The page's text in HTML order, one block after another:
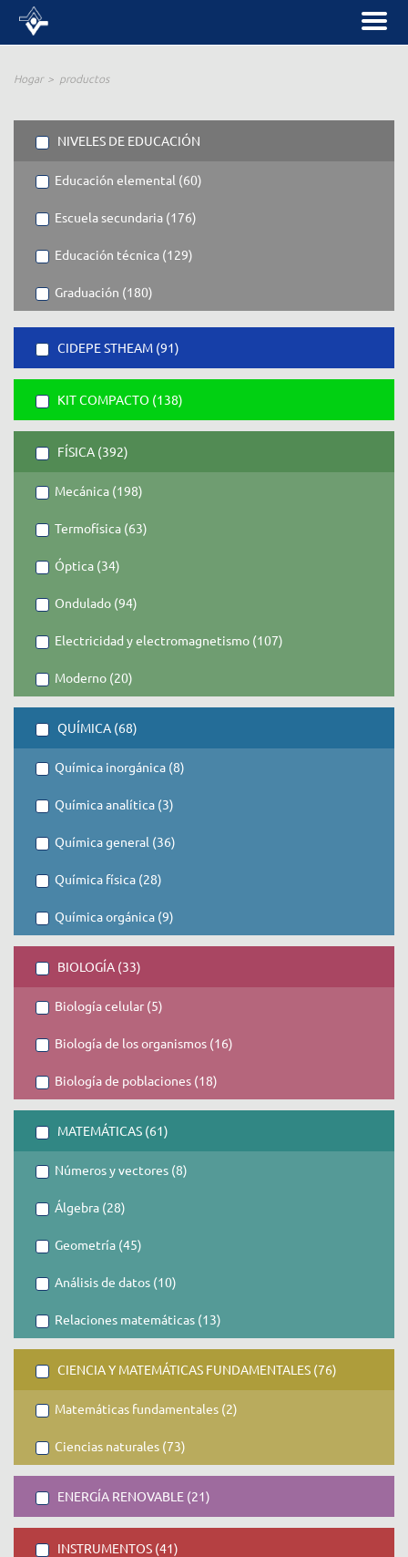
Hogar productos
NIVELES DE EDUCACIÓN
Educación elemental (60)
Escuela secundaria (176)
Educación técnica (129)
Graduación (180)
CIDEPE STHEAM (91)
KIT COMPACTO (138)
FÍSICA (392)
Mecánica (198)
Termofísica (63)
Óptica (34)
Ondulado (94)
Electricidad y electromagnetismo (107)
Moderno (20)
QUÍMICA (68)
Química inorgánica (8)
Química analítica (3)
Química general (36)
Química física (28)
Química orgánica (9)
BIOLOGÍA (33)
Biología celular (5)
Biología de los organismos (16)
Biología de poblaciones (18)
MATEMÁTICAS (61)
Números y vectores (8)
Álgebra (28)
Geometría (45)
Análisis de datos (10)
Relaciones matemáticas (13)
CIENCIA Y MATEMÁTICAS FUNDAMENTALES (76)
Matemáticas fundamentales (2)
Ciencias naturales (73)
ENERGÍA RENOVABLE (21)
INSTRUMENTOS (41)